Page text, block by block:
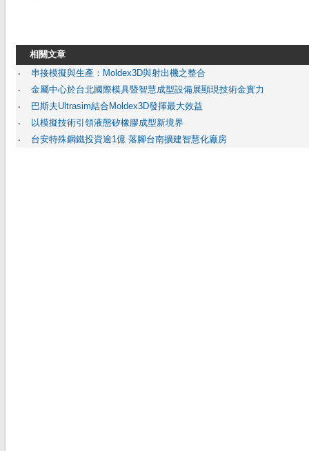
相關文章
‧
串接模擬與生產：Moldex3D與射出機之整合
‧
金屬中心於台北國際模具暨智慧成型設備展顯現技術金實力
‧
巴斯夫Ultrasim結合Moldex3D發揮最大效益
‧
以模擬技術引領液態矽橡膠成型新境界
‧
台安特殊鋼鐵投資逾1億 落腳台南擴建智慧化廠房